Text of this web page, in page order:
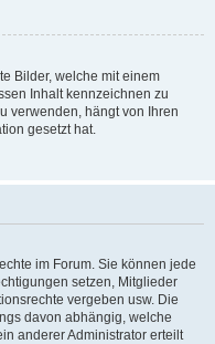
Bilder, welche mit einem
Inhalt kennzeichnen zu
verwenden, hängt von Ihren
gesetzt hat.
im Forum. Sie können jede
setzen, Mitglieder
vergeben usw. Die
davon abhängig, welche
anderer Administrator erteilt